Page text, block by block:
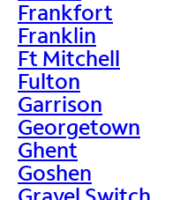
Frankfort
Franklin
Ft Mitchell
Fulton
Garrison
Georgetown
Ghent
Goshen